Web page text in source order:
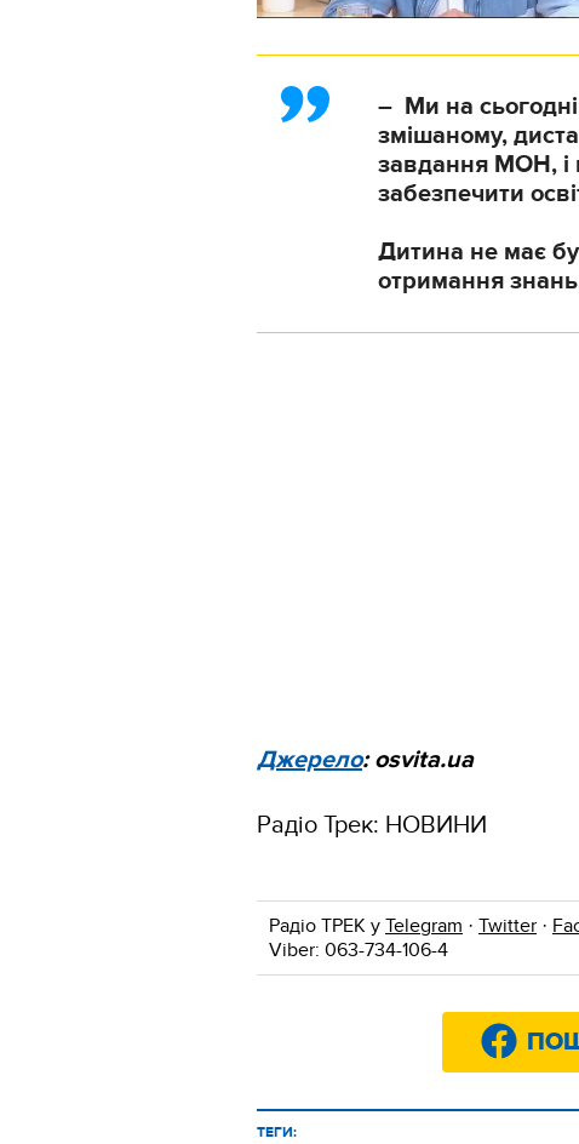
– Ми на
змішаному,
завдання МОН, і
забезпечити
Дитина не має
отримання
Джерело: osvita.ua
Радіо Трек: НОВИНИ
Радіо ТРЕК у Telegram · Twitter ·
Viber: 063-734-106-4
ТЕГИ: